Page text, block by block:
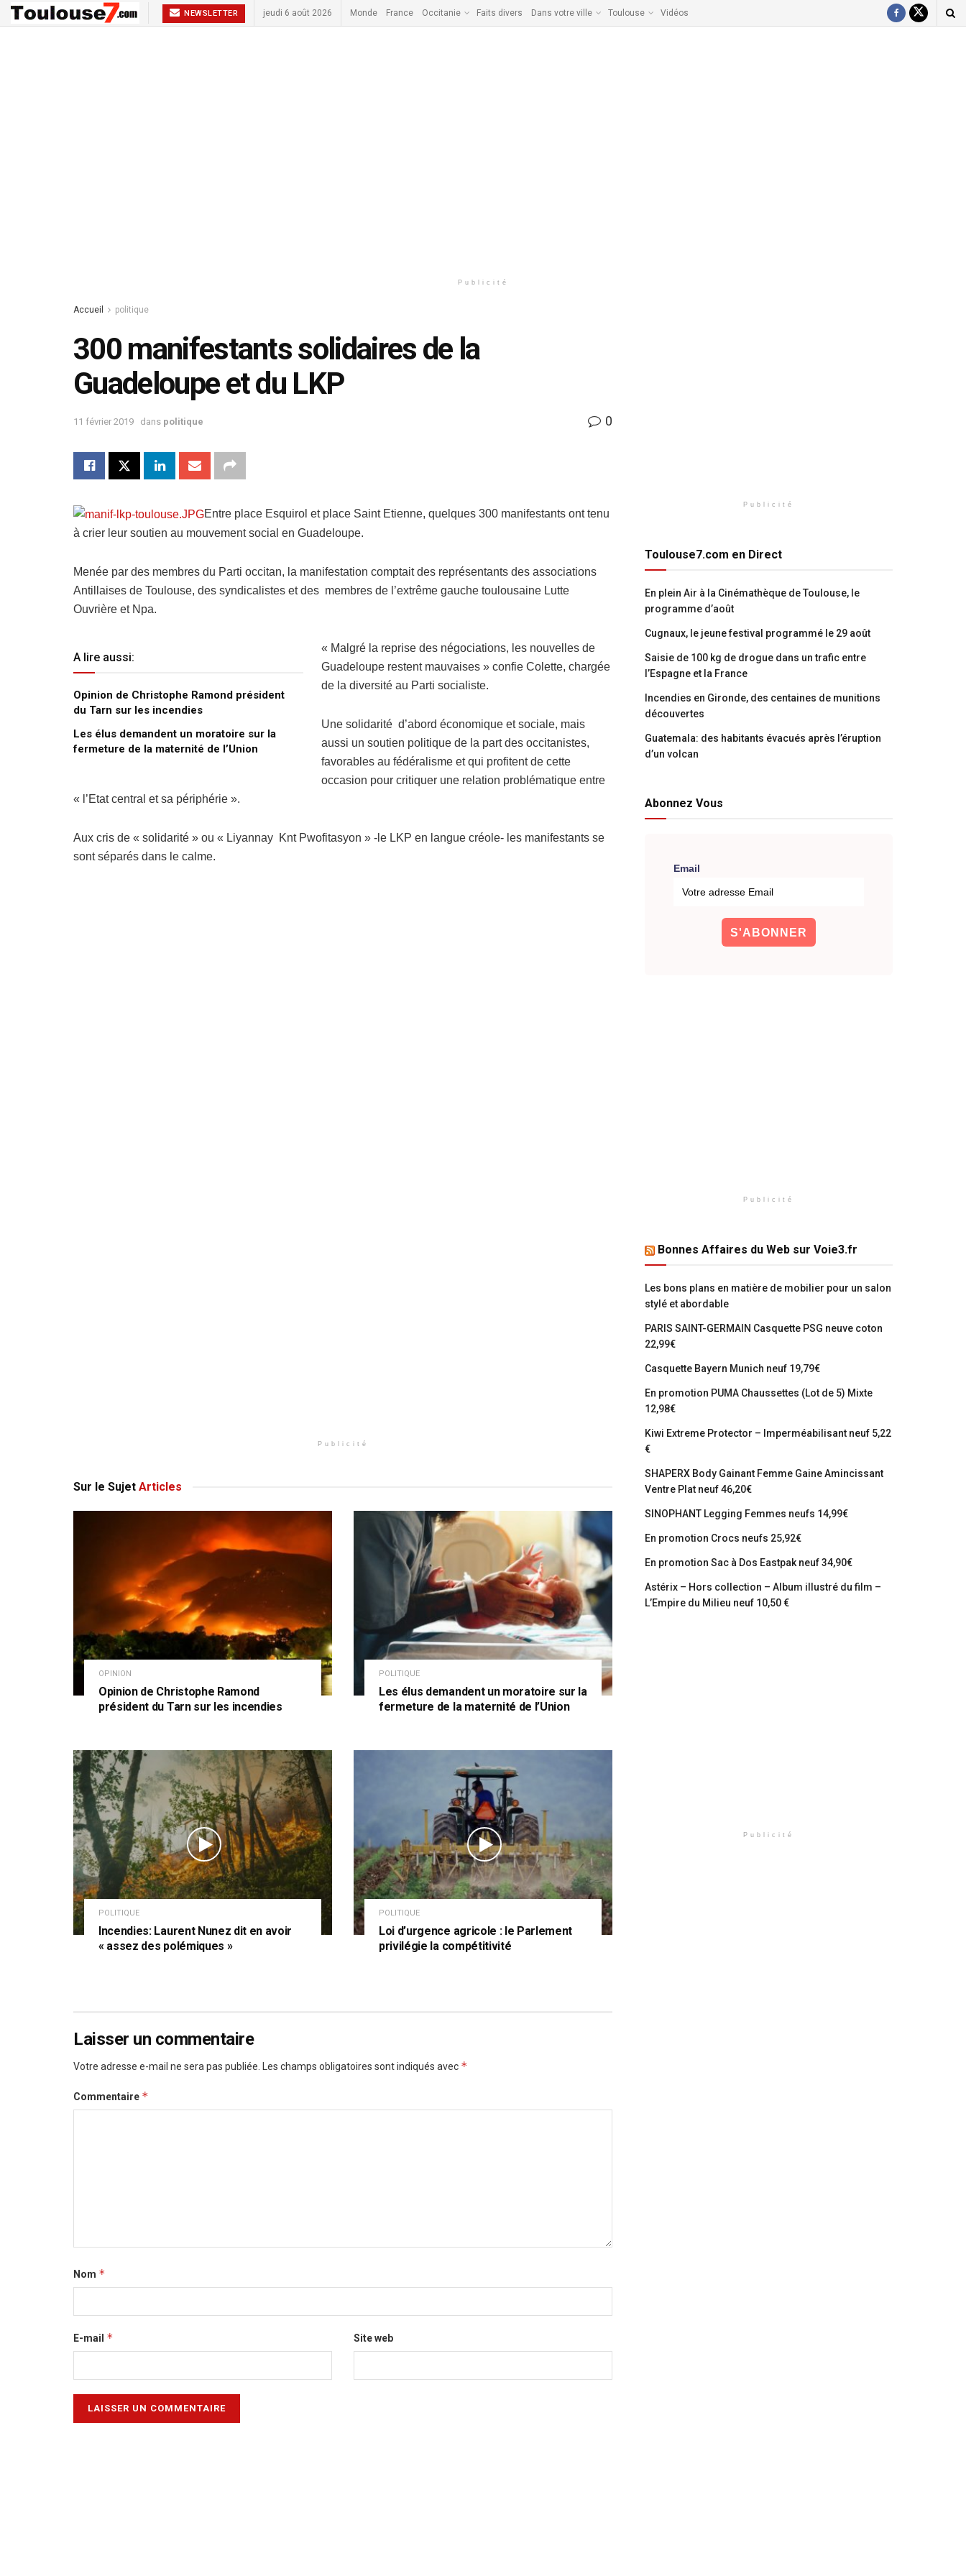
NEWSLETTER jeudi 6 août 2026 Monde France Occitanie Faits divers Dans votre ville Toulouse Vidéos
Publicité
Accueil politique
300 manifestants solidaires de la
Guadeloupe et du LKP
11 février 2019 dans politique 0
Entre place Esquirol et place Saint Etienne, quelques 300 manifestants ont tenu
à crier leur soutien au mouvement social en Guadeloupe.
Menée par des membres du Parti occitan, la manifestation comptait des représentants des associations
Antillaises de Toulouse, des syndicalistes et des membres de l’extrême gauche toulousaine Lutte
Ouvrière et Npa.
A lire aussi:
Opinion de Christophe Ramond président
du Tarn sur les incendies
Les élus demandent un moratoire sur la
fermeture de la maternité de l’Union
« Malgré la reprise des négociations, les nouvelles de
Guadeloupe restent mauvaises » confie Colette, chargée
de la diversité au Parti socialiste.
Une solidarité d’abord économique et sociale, mais
aussi un soutien politique de la part des occitanistes,
favorables au fédéralisme et qui profitent de cette
occasion pour critiquer une relation problématique entre
« l’Etat central et sa périphérie ».
Aux cris de « solidarité » ou « Liyannay Knt Pwofitasyon » -le LKP en langue créole- les manifestants se
sont séparés dans le calme.
Publicité
Sur le Sujet Articles
OPINION
Opinion de Christophe Ramond
président du Tarn sur les incendies
POLITIQUE
Les élus demandent un moratoire sur la
fermeture de la maternité de l’Union
POLITIQUE
Incendies: Laurent Nunez dit en avoir
« assez des polémiques »
POLITIQUE
Loi d’urgence agricole : le Parlement
privilégie la compétitivité
Laisser un commentaire
Votre adresse e-mail ne sera pas publiée. Les champs obligatoires sont indiqués avec *
Commentaire *
Nom *
E-mail * Site web
Publicité
Toulouse7.com en Direct
En plein Air à la Cinémathèque de Toulouse, le
programme d’août
Cugnaux, le jeune festival programmé le 29 août
Saisie de 100 kg de drogue dans un trafic entre
l’Espagne et la France
Incendies en Gironde, des centaines de munitions
découvertes
Guatemala: des habitants évacués après l’éruption
d’un volcan
Abonnez Vous
Email
Publicité
Bonnes Affaires du Web sur Voie3.fr
Les bons plans en matière de mobilier pour un salon
stylé et abordable
PARIS SAINT-GERMAIN Casquette PSG neuve coton
22,99€
Casquette Bayern Munich neuf 19,79€
En promotion PUMA Chaussettes (Lot de 5) Mixte
12,98€
Kiwi Extreme Protector – Imperméabilisant neuf 5,22
€
SHAPERX Body Gainant Femme Gaine Amincissant
Ventre Plat neuf 46,20€
SINOPHANT Legging Femmes neufs 14,99€
En promotion Crocs neufs 25,92€
En promotion Sac à Dos Eastpak neuf 34,90€
Astérix – Hors collection – Album illustré du film –
L’Empire du Milieu neuf 10,50 €
Publicité